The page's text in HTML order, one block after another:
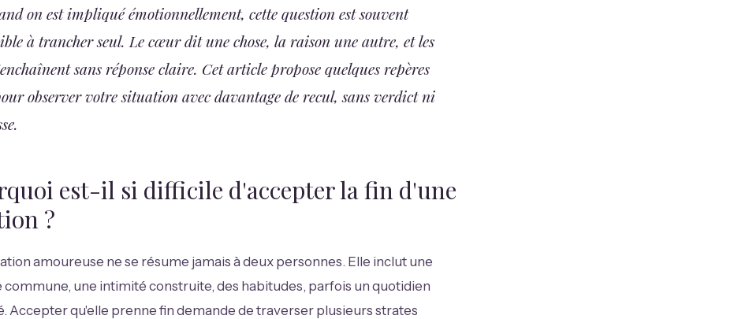
on est impliqué émotionnellement, cette question est souvent
à trancher seul. Le cœur dit une chose, la raison une autre, et les
sans réponse claire. Cet article propose quelques repères
observer votre situation avec davantage de recul, sans verdict ni
est-il si difficile d'accepter la fin d'une
?
amoureuse ne se résume jamais à deux personnes. Elle inclut une
commune, une intimité construite, des habitudes, parfois un quotidien
Accepter qu'elle prenne fin demande de traverser plusieurs strates